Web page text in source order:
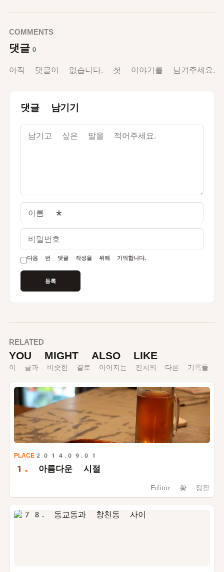
COMMENTS
댓글 0
아직 댓글이 없습니다. 첫 이야기를 남겨주세요.
댓글 남기기
이름
비밀번호
다음 번 댓글 작성을 위해 기억합니다.
RELATED
YOU MIGHT ALSO LIKE
이 글과 비슷한 결로 이어지는 잔치의 다른 기록들
PLACE 2014.09.01
1. 아름다운 시절
Editor 황 정필